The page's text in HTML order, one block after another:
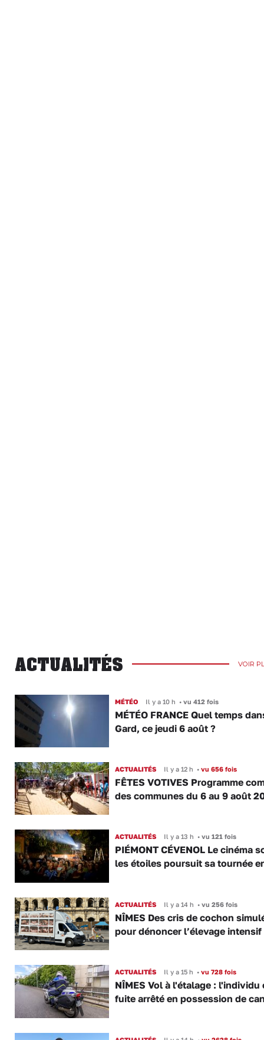
ACTUALITÉS VOIR
MÉTÉO Il y a 10 h •vu 412 fois
MÉTÉO FRANCE Quel temps
Gard, ce jeudi 6 août ?
ACTUALITÉS Il y a 12 h •vu 656 fois
FÊTES VOTIVES Programme
des communes du 6 au 9 août
ACTUALITÉS Il y a 13 h •vu 121 fois
PIÉMONT CÉVENOL Le cinéma
les étoiles poursuit sa tournée
ACTUALITÉS Il y a 14 h •vu 256 fois
NÎMES Des cris de cochon
pour dénoncer l’élevage intensif
ACTUALITÉS Il y a 15 h •vu 728 fois
NÎMES Vol à l'étalage : l'individu
fuite arrêté en possession de